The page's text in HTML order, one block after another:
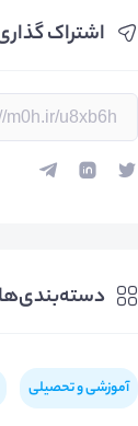
اشتراک
دسته‌بندی‌ها
آموزشی و تحصیلی